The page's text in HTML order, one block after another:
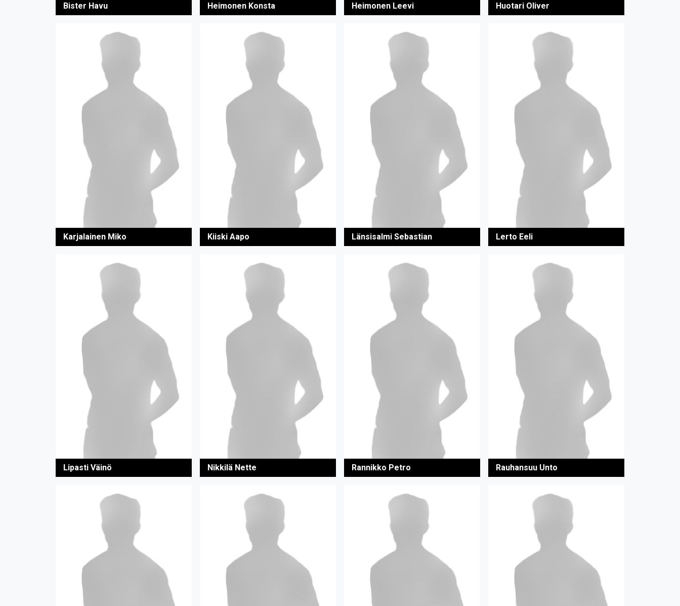
Bister Havu Heimonen Konsta Heimonen Leevi Huotari Oliver
Karjalainen Miko Kiiski Aapo Länsisalmi Sebastian Lerto Eeli
Lipasti Väinö Nikkilä Nette Rannikko Petro Rauhansuu Unto